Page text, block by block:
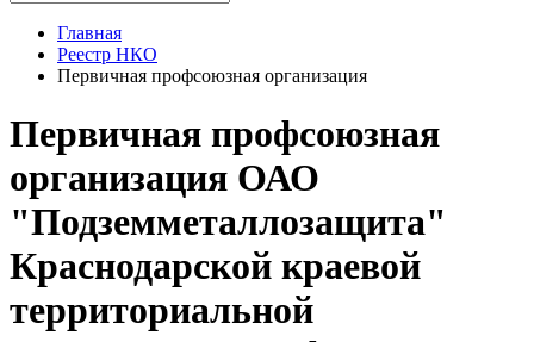
Главная
Реестр НКО
Первичная профсоюзная организация
Первичная профсоюзная
организация ОАО
"Подземметаллозащита"
Краснодарской краевой
территориальной